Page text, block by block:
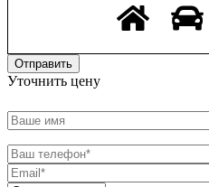
Уточнить цену